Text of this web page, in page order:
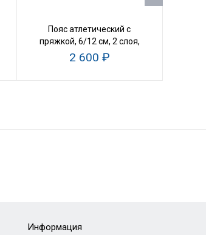
Пояс атлетический с
пряжкой, 6/12 см, 2 слоя,
разм М
2 600 ₽
Информация